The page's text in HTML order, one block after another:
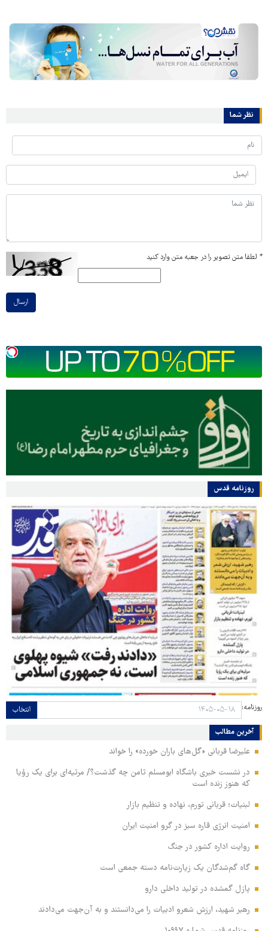
نظر شما
* لطفا متن تصویر را در جعبه متن وارد کنید
ارسال
روزنامه قدس
روزنامه: انتخاب
آخرین مطالب
علیرضا قربانی «گل‌های باران خورده» را خواند
در نشست خبری باشگاه ابومسلم ثامن چه گذشت؟/ مرثیه‌ای برای یک رؤیا
که هنوز زنده است
لبنیات؛ قربانی تورم، نهاده و تنظیم بازار
امنیت انرژی قاره سبز در گرو امنیت ایران
روایت اداره کشور در جنگ
گاه گم‌شدگان یک زیارت‌نامه دسته جمعی است
پازل گمشده در تولید داخلی دارو
رهبر شهید، ارزش شعرو ادبیات را می‌دانستند و به آن‌جهت می‌دادند